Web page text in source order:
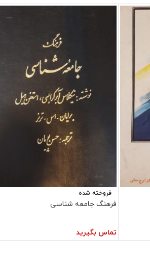
فروخته شده
فرهنگ جامعه شناسی
تماس بگیرید